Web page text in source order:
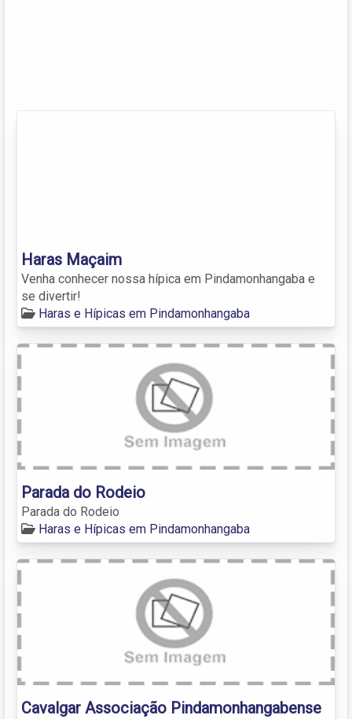
Haras Maçaim
Venha conhecer nossa hípica em Pindamonhangaba e
se divertir!
Haras e Hípicas em Pindamonhangaba
Parada do Rodeio
Parada do Rodeio
Haras e Hípicas em Pindamonhangaba
Cavalgar Associação Pindamonhangabense